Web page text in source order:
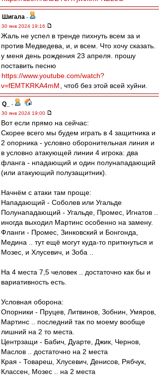
Шигала -
30 янв 2024 19:16
Жаль не успел в тренде пихнуть всем за и
против Медведева, и, и всем. Что хочу сказать.
у меня день рождения 23 апреля. прошу
поставить песню
https://www.youtube.com/watch?
v=fEMTKRKA4mM
, чтоб без этой всей хуйни.
Q_
-
30 янв 2024 19:00
Вот если прямо на сейчас:
Скорее всего мы будем играть в 4 защитника и
2 опорника - условно оборонительная линия и
в условно атакующей линии 4 игрока: два
фланга - нпадающий и один полунападающий
(или атакующий полузащитник).
Начнём с атаки там проще:
Нападающий - Соболев или Угальде
Полунападающий - Угальде, Промес, Игнатов ..
иногда выходил Мартинс особенно на замену.
Фланги - Промес, Зинковский и Бонгонда,
Медина .. тут ещё могут куда-то приткнуться и
Мозес, и Хлусевич, и Зоба ..
На 4 места 7,5 человек .. достаточно как бы и
вариативность есть.
Условная оборона:
Опорники - Пруцев, Литвинов, Зобнин, Умяров,
Мартинс .. последний так по моему вообще
лишний на 2 то места.
Центрзащи - Бабич, Дуарте, Джик, Чернов,
Маслов .. достаточно на 2 места
Края - Товареш, Хлусевич, Денисов, Рябчук,
Классен, Мозес .. на 2 места